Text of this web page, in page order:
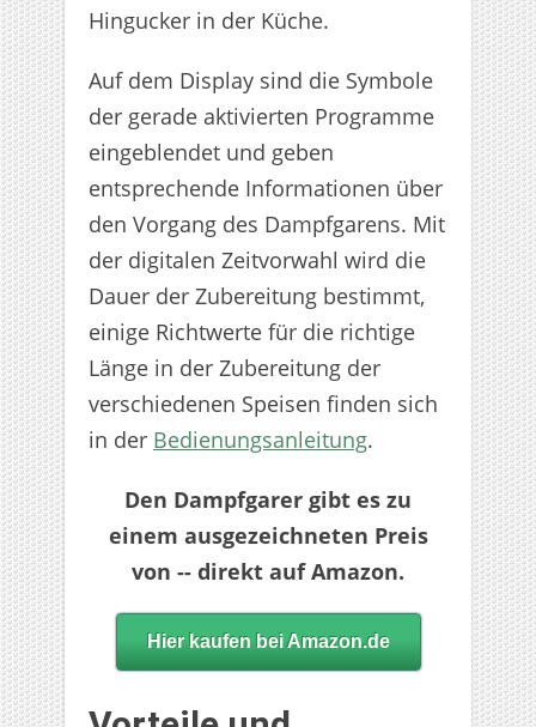
Hingucker in der Küche.
Auf dem Display sind die Symbole
der gerade aktivierten Programme
eingeblendet und geben
entsprechende Informationen über
den Vorgang des Dampfgarens. Mit
der digitalen Zeitvorwahl wird die
Dauer der Zubereitung bestimmt,
einige Richtwerte für die richtige
Länge in der Zubereitung der
verschiedenen Speisen finden sich
in der Bedienungsanleitung.
Den Dampfgarer gibt es zu
einem ausgezeichneten Preis
von -- direkt auf Amazon.
Hier kaufen bei Amazon.de